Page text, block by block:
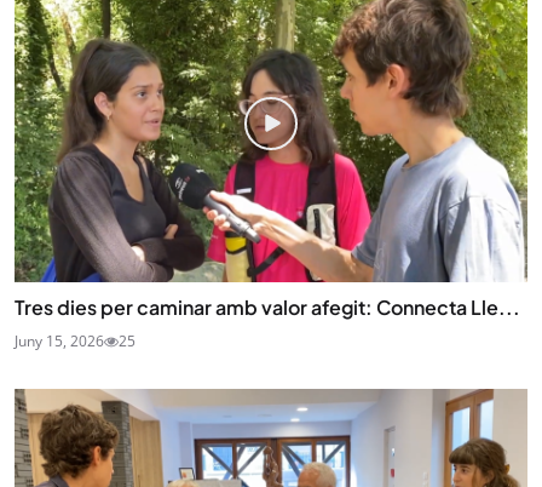
Tres dies per caminar amb valor afegit: Connecta Lle...
Juny 15, 2026 25